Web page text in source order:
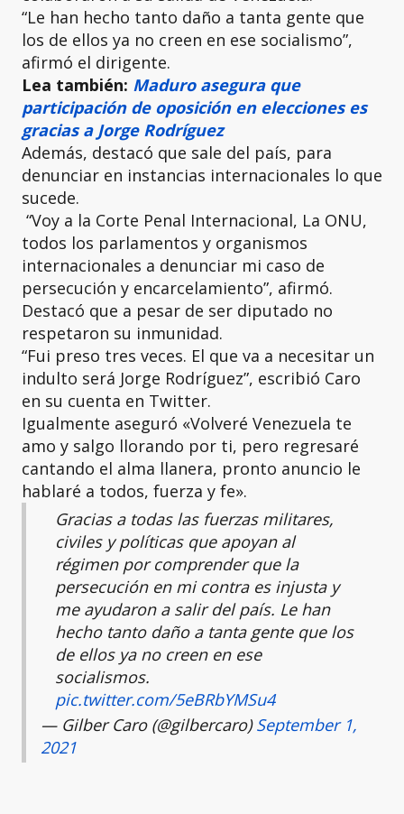
“Le han hecho tanto daño a tanta gente que
los de ellos ya no creen en ese socialismo”,
afirmó el dirigente.
Lea también: Maduro asegura que
participación de oposición en elecciones es
gracias a Jorge Rodríguez
Además, destacó que sale del país, para
denunciar en instancias internacionales lo que
sucede.
“Voy a la Corte Penal Internacional, La ONU,
todos los parlamentos y organismos
internacionales a denunciar mi caso de
persecución y encarcelamiento”, afirmó.
Destacó que a pesar de ser diputado no
respetaron su inmunidad.
“Fui preso tres veces. El que va a necesitar un
indulto será Jorge Rodríguez”, escribió Caro
en su cuenta en Twitter.
Igualmente aseguró «Volveré Venezuela te
amo y salgo llorando por ti, pero regresaré
cantando el alma llanera, pronto anuncio le
hablaré a todos, fuerza y fe».
Gracias a todas las fuerzas militares,
civiles y políticas que apoyan al
régimen por comprender que la
persecución en mi contra es injusta y
me ayudaron a salir del país. Le han
hecho tanto daño a tanta gente que los
de ellos ya no creen en ese
socialismos.
pic.twitter.com/5eBRbYMSu4
— Gilber Caro (@gilbercaro)September 1,
2021